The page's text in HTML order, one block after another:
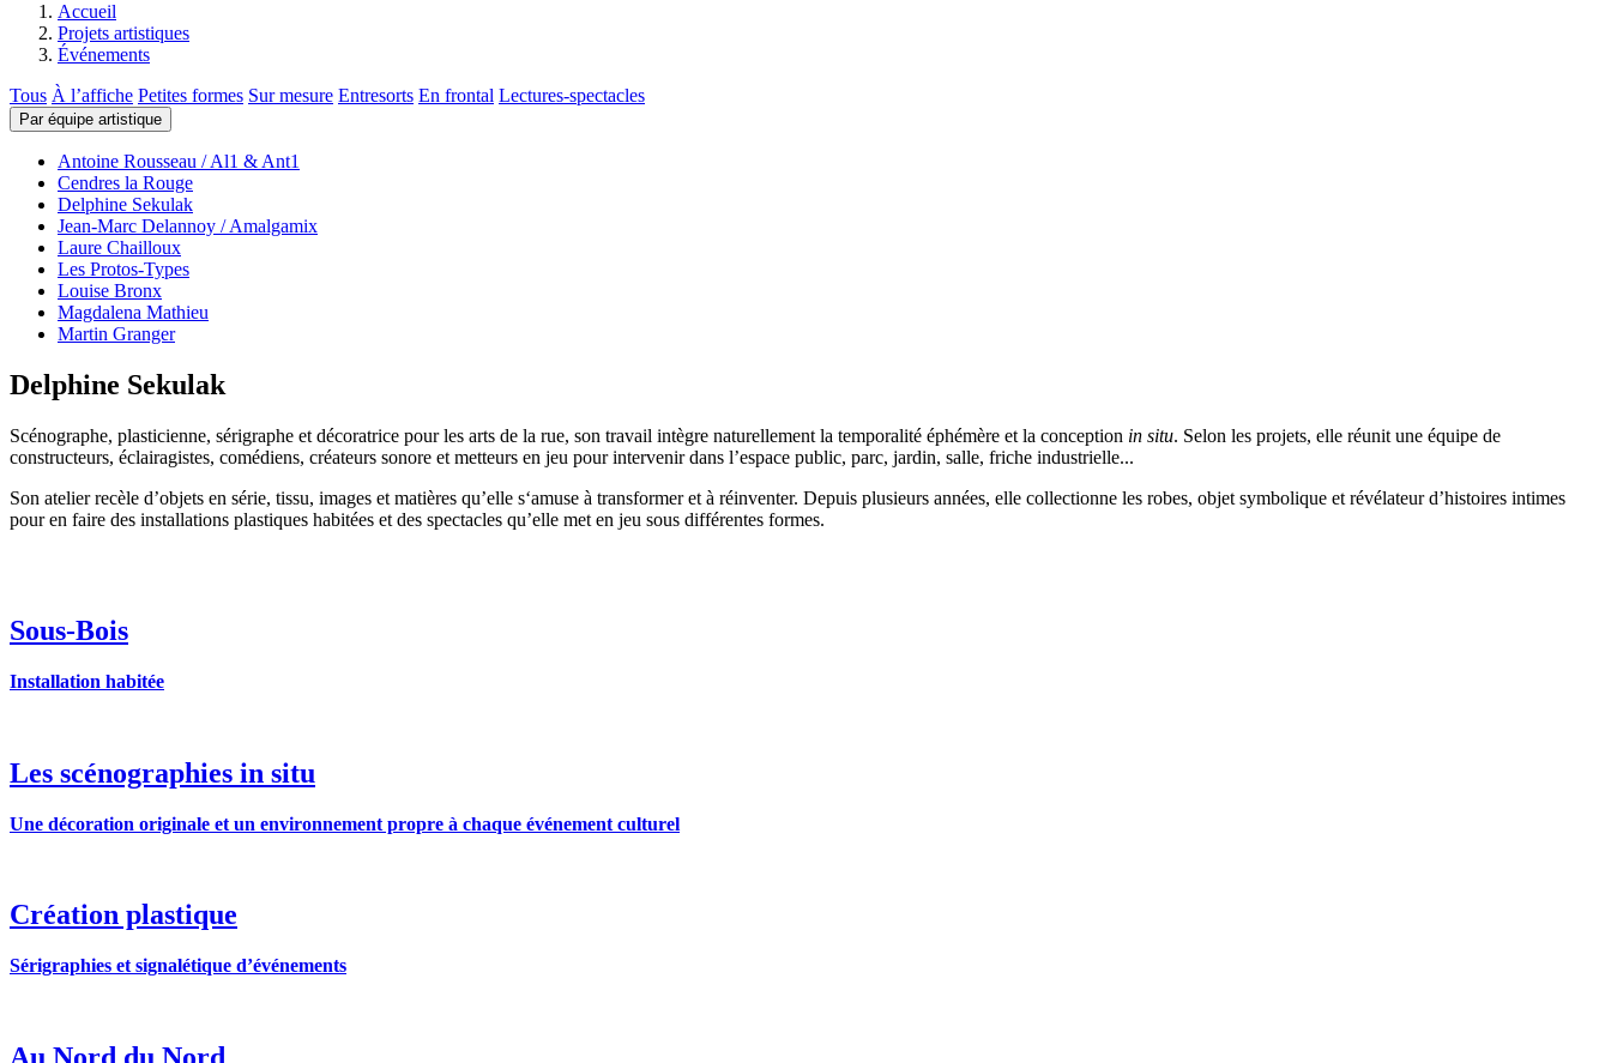
Accueil
Projets artistiques
Événements
Tous À l’affiche Petites formes Sur mesure Entresorts En frontal Lectures-spectacles
Par équipe artistique
Antoine Rousseau / Al1 & Ant1
Cendres la Rouge
Delphine Sekulak
Jean-Marc Delannoy / Amalgamix
Laure Chailloux
Les Protos-Types
Louise Bronx
Magdalena Mathieu
Martin Granger
Delphine Sekulak
Scénographe, plasticienne, sérigraphe et décoratrice pour les arts de la rue, son travail intègre naturellement la temporalité éphémère et la conception in situ. Selon les projets, elle réunit une équipe de
constructeurs, éclairagistes, comédiens, créateurs sonore et metteurs en jeu pour intervenir dans l’espace public, parc, jardin, salle, friche industrielle...
Son atelier recèle d’objets en série, tissu, images et matières qu’elle s‘amuse à transformer et à réinventer. Depuis plusieurs années, elle collectionne les robes, objet symbolique et révélateur d’histoires intimes
pour en faire des installations plastiques habitées et des spectacles qu’elle met en jeu sous différentes formes.
Sous-Bois
Installation habitée
Les scénographies in situ
Une décoration originale et un environnement propre à chaque événement culturel
Création plastique
Sérigraphies et signalétique d’événements